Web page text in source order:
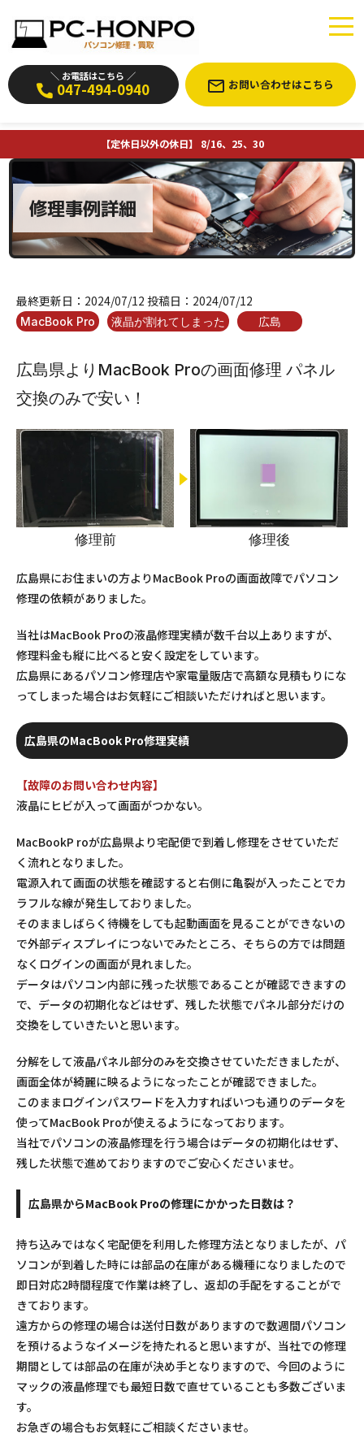
＼ お電話はこちら ／
047-494-0940 お問い合わせはこちら
【定休日以外の休日】 8/16、25、30
修理事例詳細
最終更新日： 2024/07/12 投稿日： 2024/07/12
MacBook Pro 液晶が割れてしまった 広島
広島県よりMacBook Proの画面修理 パネル
交換のみで安い！
修理前 修理後
広島県にお住まいの方よりMacBook Proの画面故障でパソコン
修理の依頼がありました。
当社はMacBook Proの液晶修理実績が数千台以上ありますが、
修理料金も縦に比べると安く設定をしています。
広島県にあるパソコン修理店や家電量販店で高額な見積もりにな
ってしまった場合はお気軽にご相談いただければと思います。
広島県のMacBook Pro修理実績
【故障のお問い合わせ内容】
液晶にヒビが入って画面がつかない。
MacBookP roが広島県より宅配便で到着し修理をさせていただ
く流れとなりました。
電源入れて画面の状態を確認すると右側に亀裂が入ったことでカ
ラフルな線が発生しておりました。
そのまましばらく待機をしても起動画面を見ることができないの
で外部ディスプレイにつないでみたところ、そちらの方では問題
なくログインの画面が見れました。
データはパソコン内部に残った状態であることが確認できますの
で、データの初期化などはせず、残した状態でパネル部分だけの
交換をしていきたいと思います。
分解をして液晶パネル部分のみを交換させていただきましたが、
画面全体が綺麗に映るようになったことが確認できました。
このままログインパスワードを入力すればいつも通りのデータを
使ってMacBook Proが使えるようになっております。
当社でパソコンの液晶修理を行う場合はデータの初期化はせず、
残した状態で進めておりますのでご安心くださいませ。
広島県からMacBook Proの修理にかかった日数は？
持ち込みではなく宅配便を利用した修理方法となりましたが、パ
ソコンが到着した時には部品の在庫がある機種になりましたので
即日対応2時間程度で作業は終了し、返却の手配をすることがで
きております。
遠方からの修理の場合は送付日数がありますので数週間パソコン
を預けるようなイメージを持たれると思いますが、当社での修理
期間としては部品の在庫が決め手となりますので、今回のように
マックの液晶修理でも最短日数で直せていることも多数ございま
す。
お急ぎの場合もお気軽にご相談くださいませ。